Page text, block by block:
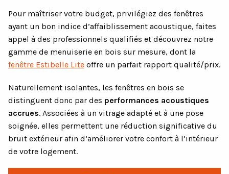
Pour maîtriser votre budget, privilégiez des fenêtres
ayant un bon indice d’affaiblissement acoustique, faites
appel à des professionnels qualifiés et découvrez notre
gamme de menuiserie en bois sur mesure, dont la
fenêtre Estibelle Lite offre un parfait rapport qualité/prix.
Naturellement isolantes, les fenêtres en bois se
distinguent donc par des performances acoustiques
accrues. Associées à un vitrage adapté et à une pose
soignée, elles permettent une réduction significative du
bruit extérieur afin d’améliorer votre confort à l’intérieur
de votre logement.